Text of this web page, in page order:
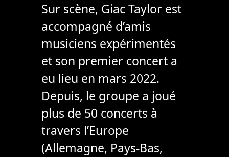
Sur scène, Giac Taylor est
accompagné d’amis
musiciens expérimentés
et son premier concert a
eu lieu en mars 2022.
Depuis, le groupe a joué
plus de 50 concerts à
travers l’Europe
(Allemagne, Pays-Bas,